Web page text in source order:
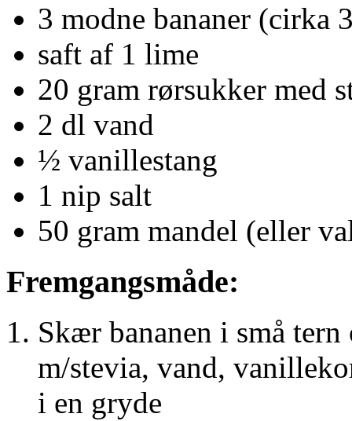
3 modne bananer (cirka
saft af 1 lime
20 gram rørsukker med
2 dl vand
½ vanillestang
1 nip salt
50 gram mandel (eller
Fremgangsmåde:
Skær bananen i små
m/stevia, vand,
i en gryde